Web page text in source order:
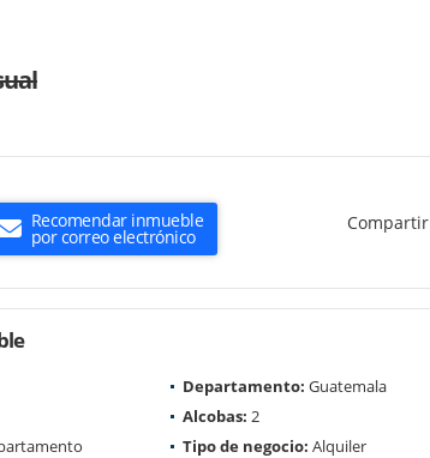
Recomendar inmueble
por correo electrónico
Compartir
Departamento: Guatemala
Alcobas: 2
Tipo de negocio: Alquiler